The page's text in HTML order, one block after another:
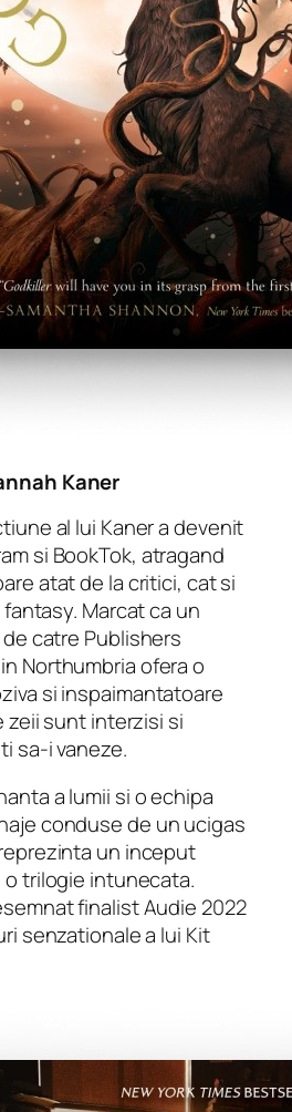
Kaner
al lui Kaner a devenit
si BookTok, atragand
atat de la critici, cat si
Marcat ca un
catre Publishers
Northumbria ofera o
si inspaimantatoare
zeii sunt interzisi si
sa-i vaneze.
a lumii si o echipa
conduse de un ucigas
un inceput
trilogie intunecata.
finalist Audie 2022
senzationale a lui Kit